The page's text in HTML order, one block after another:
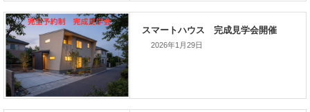
家づくりこぼれ話！ 2026年1月29日